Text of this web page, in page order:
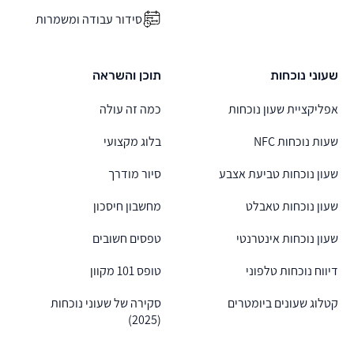
סידור עבודה ומשמרות
שעוני נוכחות
אפליקציית שעון נוכחות
שעות נוכחות NFC
שעון נוכחות טביעת אצבע
שעון נוכחות טאבלט
שעון נוכחות אינטרנטי
דיווח נוכחות טלפוני
קטלוג שעונים ביומטרים
תוכן והשראה
כמה זה עולה
בלוג מקצועי
סיור מודרך
מחשבון חיסכון
טפסים חשובים
טופס 101 מקוון
סקירה של שעוני נוכחות
(2025)